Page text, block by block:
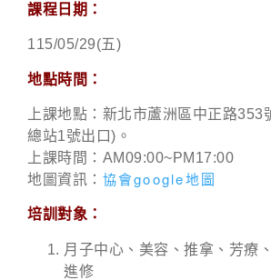
課程日期：
115/05/29(五)
地點時間：
上課地點：新北市蘆洲區中正路353
總站1號出口)。
上課時間：AM09:00~PM17:00
地圖資訊： 協會google地圖
培訓對象：
月子中心、美容、推拿、芳療
進修